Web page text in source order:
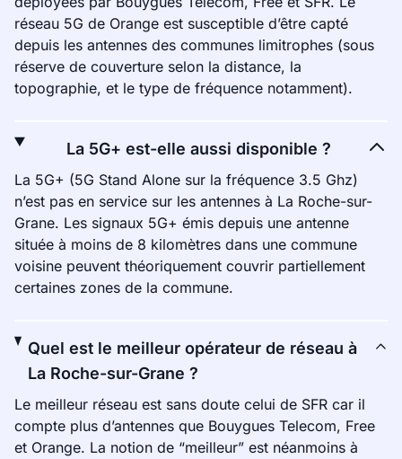
réseau 5G de Orange est susceptible d’être capté
depuis les antennes des communes limitrophes (sous
réserve de couverture selon la distance, la
topographie, et le type de fréquence notamment).
La 5G+ est-elle aussi disponible ?
La 5G+ (5G Stand Alone sur la fréquence 3.5 Ghz)
n’est pas en service sur les antennes à La Roche-sur-
Grane. Les signaux 5G+ émis depuis une antenne
située à moins de 8 kilomètres dans une commune
voisine peuvent théoriquement couvrir partiellement
certaines zones de la commune.
Quel est le meilleur opérateur de réseau à
La Roche-sur-Grane ?
Le meilleur réseau est sans doute celui de SFR car il
compte plus d’antennes que Bouygues Telecom, Free
et Orange. La notion de “meilleur” est néanmoins à